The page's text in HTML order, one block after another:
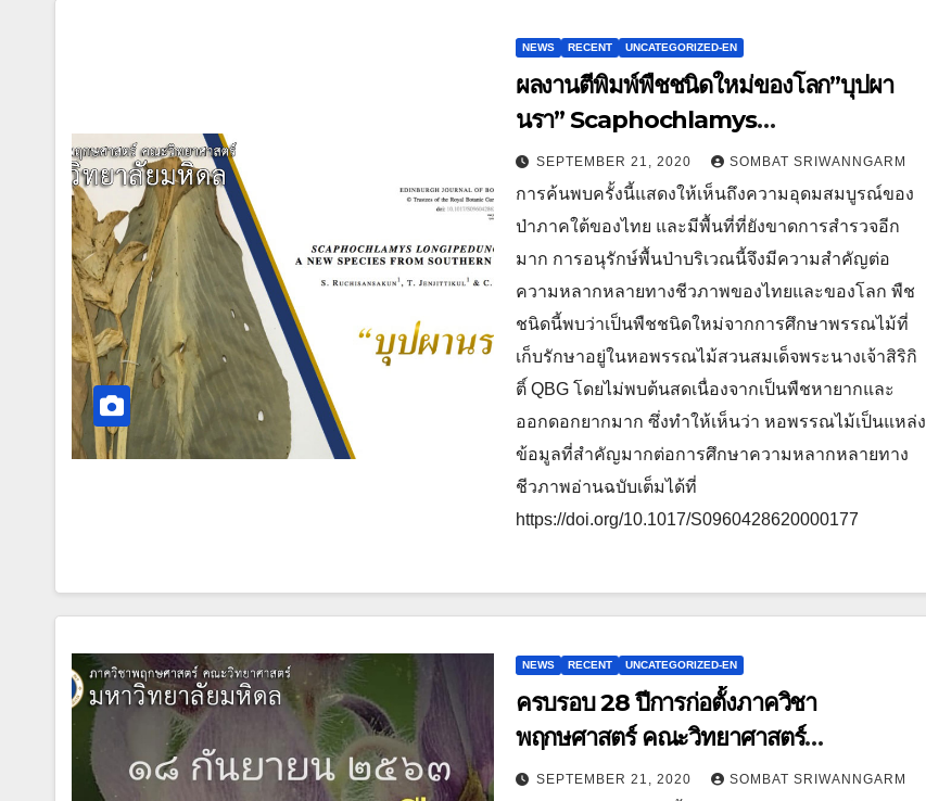
NEWS RECENT UNCATEGORIZED-EN
ผลงานตีพิมพ์พืชชนิดใหม่ของโลก”บุปผา
นรา” Scaphochlamys
longipedunculata Maknoi, Ruchis.
& Jenjitt.
SEPTEMBER 21, 2020 SOMBAT SRIWANNGARM
การค้นพบครั้งนี้แสดงให้เห็นถึงความอุดมสมบูรณ์ของ
ป่าภาคใต้ของไทย​ และมีพื้นที่ที่ยังขาดการสำรวจอีก
มาก การอนุรักษ์พื้นป่าบริเวณนี้จึงมีความสำคัญต่อ
ความหลากหลายทางชีวภาพของไทยและของโลก พืช
ชนิดนี้พบว่าเป็นพืชชนิดใหม่จากการศึกษาพรรณไม้ที่
เก็บรักษาอยู่ในหอพรรณไม้สวนสมเด็จพระนางเจ้าสิริกิ
ติ์ QBG โดยไม่พบต้นสดเนื่องจากเป็นพืชหายากและ
ออกดอกยากมาก ซึ่งทำให้เห็นว่า หอพรรณไม้เป็นแหล่ง
ข้อมูลที่สำคัญมากต่อการศึกษาความหลากหลายทาง
ชีวภาพอ่านฉบับเต็มได้ที่
https://doi.org/10.1017/S0960428620000177
NEWS RECENT UNCATEGORIZED-EN
ครบรอบ​ 28​ ปีการก่อตั้งภาควิชา
พฤกษศาสตร์​ คณะวิทยาศาสตร์​
มหาวิทยาลัยมหิดล 18​ กันยายน​ 2563
SEPTEMBER 21, 2020 SOMBAT SRIWANNGARM